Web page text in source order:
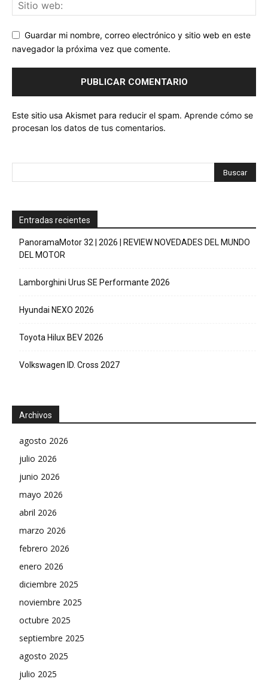
Guardar mi nombre, correo electrónico y sitio web en este
navegador la próxima vez que comente.
Este sitio usa Akismet para reducir el spam. Aprende cómo se
procesan los datos de tus comentarios.
Entradas recientes
PanoramaMotor 32 | 2026 | REVIEW NOVEDADES DEL MUNDO
DEL MOTOR
Lamborghini Urus SE Performante 2026
Hyundai NEXO 2026
Toyota Hilux BEV 2026
Volkswagen ID. Cross 2027
Archivos
agosto 2026
julio 2026
junio 2026
mayo 2026
abril 2026
marzo 2026
febrero 2026
enero 2026
diciembre 2025
noviembre 2025
octubre 2025
septiembre 2025
agosto 2025
julio 2025